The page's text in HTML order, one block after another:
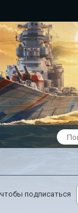
подписаться